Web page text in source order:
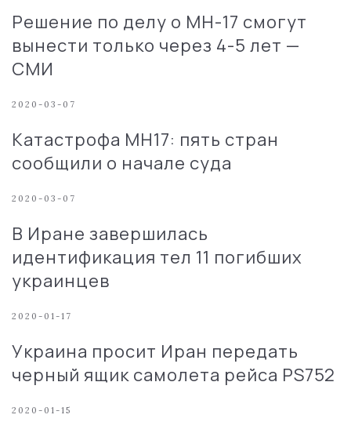
Решение по делу о MH-17 смогут
вынести только через 4-5 лет —
СМИ
2020-03-07
Катастрофа MH17: пять стран
сообщили о начале суда
2020-03-07
В Иране завершилась
идентификация тел 11 погибших
украинцев
2020-01-17
Украина просит Иран передать
черный ящик самолета рейса PS752
2020-01-15